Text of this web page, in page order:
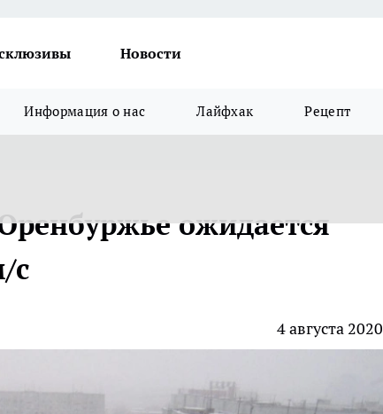
Новости
Информация о нас Лайфхак Рецепт
ожидается
с
4 августа 2020